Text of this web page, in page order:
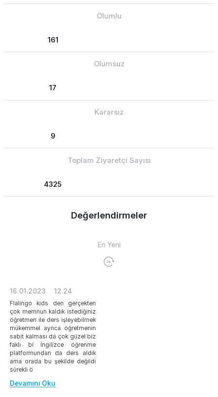
Olumlu
161
Olumsuz
17
Kararsız
9
Toplam Ziyaretçi Sayısı
4325
Değerlendirmeler
En Yeni
16.01.2023 12.24
Flalingo kids den gerçekten
çok memnun kaldık istediğiniz
öğretmen ile ders işleyebilmek
mükemmel ayrıca öğretmenin
sabit kalması da çok güzel biz
faklı bi İngilizce öğrenme
platformundan da ders aldık
ama orada bu şekilde değildi
sürekli ö
Devamını Oku